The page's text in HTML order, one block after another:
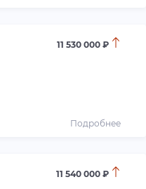
11 530 000 ₽
Подробнее
11 540 000 ₽